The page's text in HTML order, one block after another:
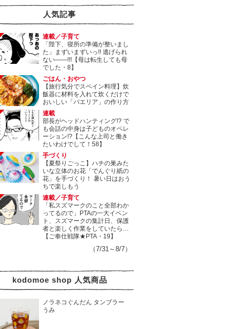
人気記事
連載／子育て
「陛下、寝所の準備が整いまし
た」まずいまずいっ!! 逃げられ
ない――!!!【母は転生しても母
でした・8】
ごはん・おやつ
【旅行気分でスペイン料理】炊
飯器に材料を入れて炊くだけで
おいしい「パエリア」の作り方
連載
部長がヘッドハンティング!? で
も会話の中身は子どものオペレ
ーション!?【こんな上司と働き
たいわけでして！58】
手づくり
【夏祭りごっこ】ハチの巣みた
いな立体のお花「でんぐり紙の
花」を手づくり！ 暑い日はおう
ちで楽しもう
連載／子育て
「私スズマークのこと全部わか
ってるので」PTAの一大イベン
ト、スズマークの集計日、保護
者と楽しく作業をしていたら…
【ご奉仕戦隊★PTA・19】
（7/31～8/7）
kodomoe shop 人気商品
ノラネコぐんだん タンブラー
うみ